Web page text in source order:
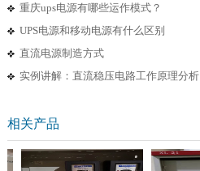
重庆ups电源有哪些运作模式？
UPS电源和移动电源有什么区别
直流电源制造方式
实例讲解：直流稳压电路工作原理分析
相关产品